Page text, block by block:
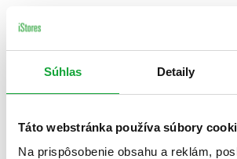
Súhlas Detaily
Táto webstránka používa súbory
Na prispôsobenie obsahu a reklám,